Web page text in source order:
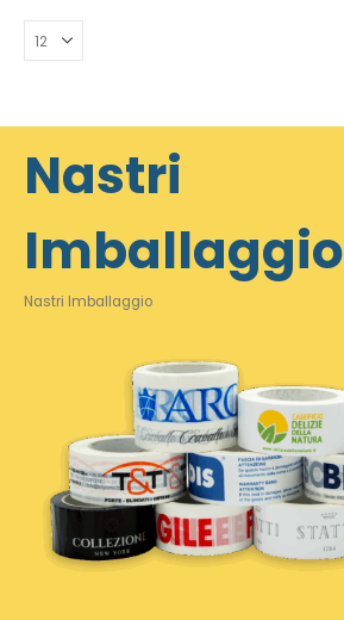
Nastri
Imballaggio
Nastri Imballaggio